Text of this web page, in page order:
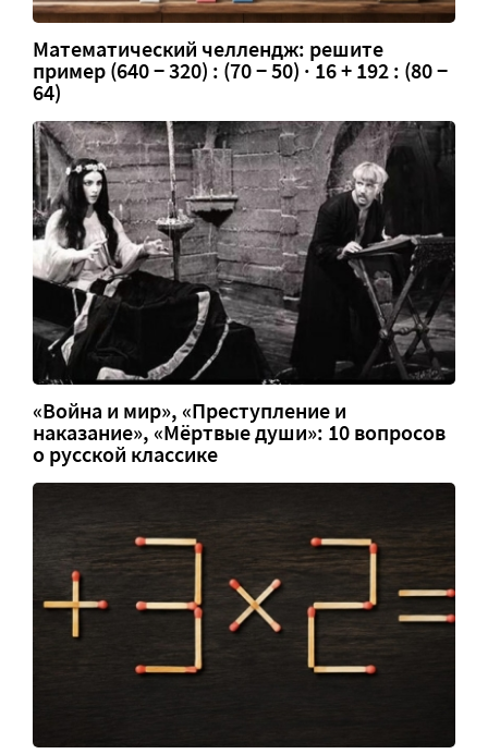
Математический челлендж: решите
пример (640 − 320) : (70 − 50) · 16 + 192 : (80 −
64)
«Война и мир», «Преступление и
наказание», «Мёртвые души»: 10 вопросов
о русской классике